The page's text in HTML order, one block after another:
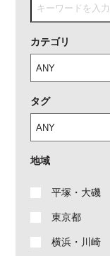
カテゴリ
タグ
地域
平塚・大磯
東京都
横浜・川崎